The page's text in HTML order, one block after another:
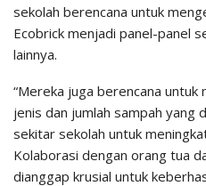
sekolah berencana untuk
Ecobrick menjadi panel-panel
lainnya.
“Mereka juga berencana untuk
jenis dan jumlah sampah yang
sekitar sekolah untuk
Kolaborasi dengan orang tua
dianggap krusial untuk